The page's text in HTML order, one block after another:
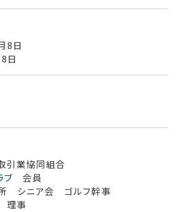
8日
日
引業協同組合
ブ 会員
シニア会 ゴルフ幹事
理事